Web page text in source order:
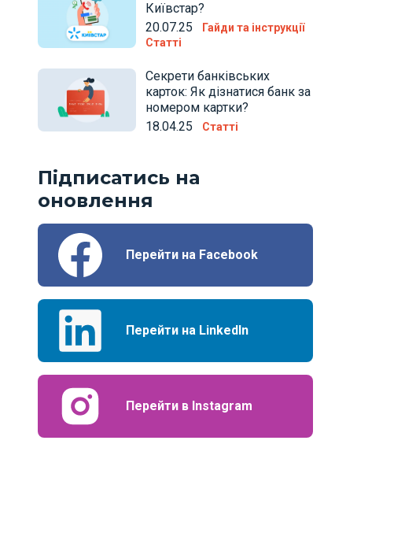
Київстар?
20.07.25
Гайди та інструкції
Статті
Секрети банківських
карток: Як дізнатися банк за
номером картки?
18.04.25
Статті
Підписатись на
оновлення
Перейти на Facebook
Перейти на LinkedIn
Перейти в Instagram